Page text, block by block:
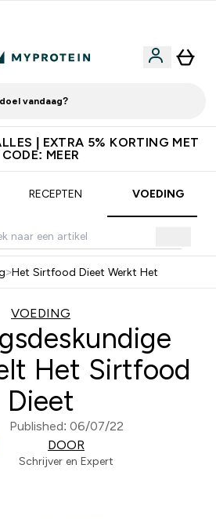
vandaag?
| EXTRA 5% KORTING MET
CODE: MEER
RECEPTEN VOEDING
>Het Sirtfood Dieet Werkt Het
VOEDING
Het Sirtfood
Dieet
Published: 06/07/22
DOOR
Schrijver en Expert